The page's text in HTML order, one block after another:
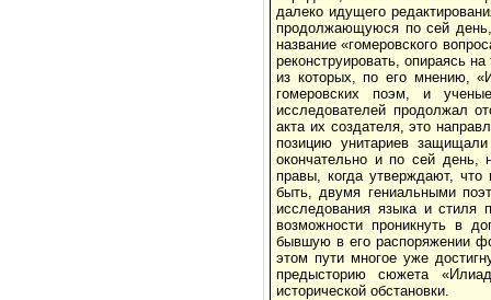
далеко идущего
продолжающуюся по сей
название «гомеровского
реконструировать, опираясь
из которых, по его мнению,
гомеровских поэм, и
исследователей продолжал
акта их создателя, это
позицию унитариев
окончательно и по сей день,
правы, когда утверждают,
быть, двумя гениальными
исследования языка и стиля
возможности проникнуть в
бывшую в его распоряжении
этом пути многое уже
предысторию сюжета
исторической обстановки.